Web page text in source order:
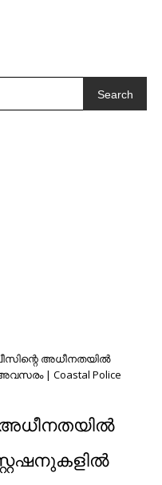
Search
അധീനതയിൽ
| Coastal Police
അധീനതയിൽ